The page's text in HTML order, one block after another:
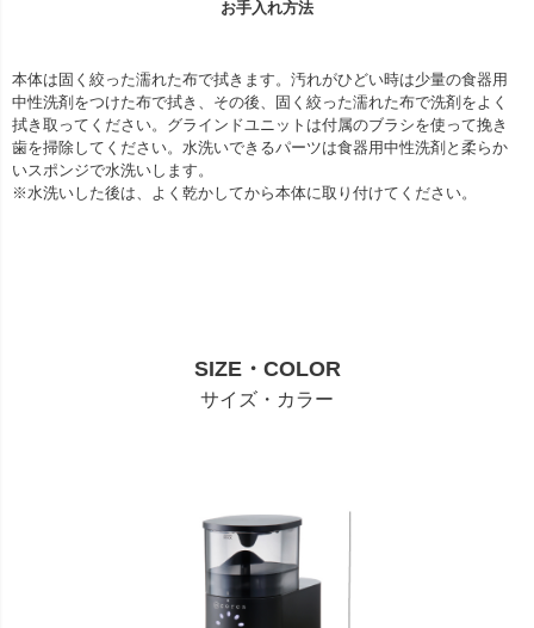
お手入れ方法
本体は固く絞った濡れた布で拭きます。汚れがひどい時は少量の食器用
中性洗剤をつけた布で拭き、その後、固く絞った濡れた布で洗剤をよく
拭き取ってください。グラインドユニットは付属のブラシを使って挽き
歯を掃除してください。水洗いできるパーツは食器用中性洗剤と柔らか
いスポンジで水洗いします。
※水洗いした後は、よく乾かしてから本体に取り付けてください。
SIZE・COLOR
サイズ・カラー